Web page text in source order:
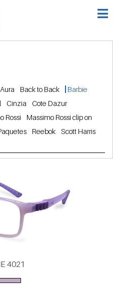
Aura Back to Back
Barbie
Cinzia
Cote Dazur
Rossi
Massimo Rossi clip on
Reebok
Scott Harris
4021